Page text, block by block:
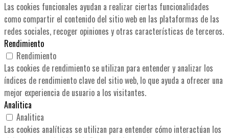
Las cookies funcionales ayudan a realizar ciertas funcionalidades
como compartir el contenido del sitio web en las plataformas de las
redes sociales, recoger opiniones y otras características de terceros.
Rendimiento
Rendimiento
Las cookies de rendimiento se utilizan para entender y analizar los
índices de rendimiento clave del sitio web, lo que ayuda a ofrecer una
mejor experiencia de usuario a los visitantes.
Analitica
Analitica
Las cookies analíticas se utilizan para entender cómo interactúan los